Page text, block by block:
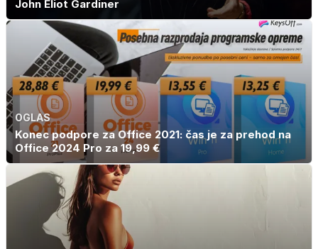
John Eliot Gardiner
OGLAS
Konec podpore za Office 2021: čas je za prehod na
Office 2024 Pro za 19,99 €